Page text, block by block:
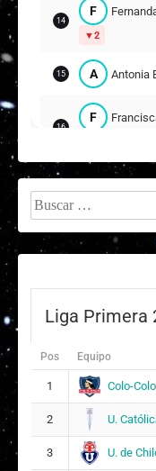
14
F
2
15 A Antonia
16
F
17 K Karol
C
Suplentes
C Catalina
14
C Camila
13
J Javiera
15
Buscar:
Liga Primera
Pos Equipo
1 Colo-Colo
2 U.
3 U. de